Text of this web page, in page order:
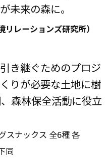
未来の森に。
レーションズ研究所）
き継ぐためのプロジ
りが必要な土地に樹
森林保全活動に役立
スナックス 全6種 各
同